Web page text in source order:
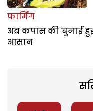
फार्मिंग
अब कपास की चुनाई
आसान